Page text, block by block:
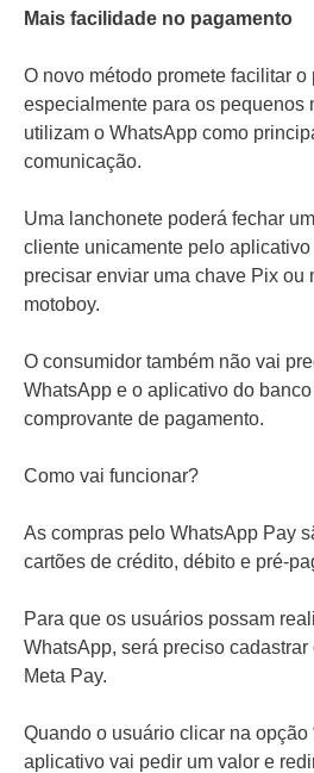
Mais facilidade no pagamento
O novo método promete facilitar o
especialmente para os pequenos
utilizam o WhatsApp como
comunicação.
Uma lanchonete poderá fechar
cliente unicamente pelo
precisar enviar uma chave Pix ou
motoboy.
O consumidor também não vai
WhatsApp e o aplicativo do
comprovante de pagamento.
Como vai funcionar?
As compras pelo WhatsApp Pay
cartões de crédito, débito e pré-
Para que os usuários possam
WhatsApp, será preciso
Meta Pay.
Quando o usuário clicar na opção
aplicativo vai pedir um valor e